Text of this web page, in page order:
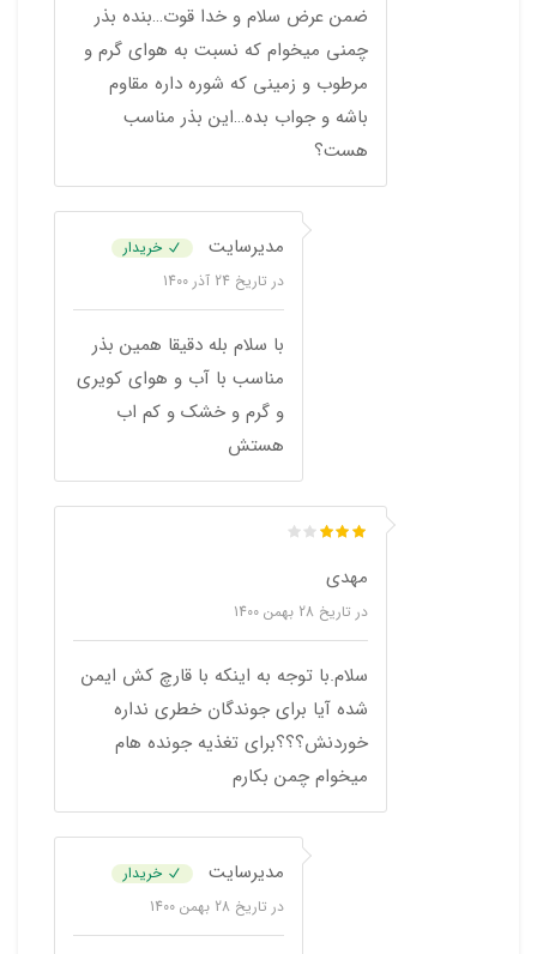
ضمن عرض سلام و خدا قوت…بنده بذر
چمنی میخوام که نسبت به هوای گرم و
مرطوب و زمینی که شوره داره مقاوم
باشه و جواب بده…این بذر مناسب
هست؟
مدیرسایت
خریدار
در تاریخ 24 آذر 1400
با سلام بله دقیقا همین بذر
مناسب با آب و هوای کویری
و گرم و خشک و کم اب
هستش
مهدی
در تاریخ 28 بهمن 1400
سلام.با توجه به اینکه با قارچ کش ایمن
شده آیا برای جوندگان خطری نداره
خوردنش؟؟؟برای تغذیه جونده هام
میخوام چمن بکارم
مدیرسایت
خریدار
در تاریخ 28 بهمن 1400